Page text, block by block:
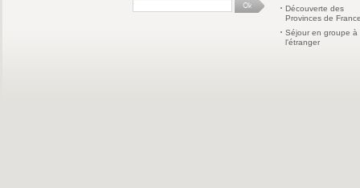
Découverte des
Provinces de
Séjour en groupe à
l'étranger